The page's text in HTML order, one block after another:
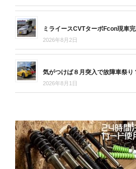
ミライースCVTターボFcon現車完
2026年8月2日
気がつけば８月突入で故障車祭り
2026年8月1日